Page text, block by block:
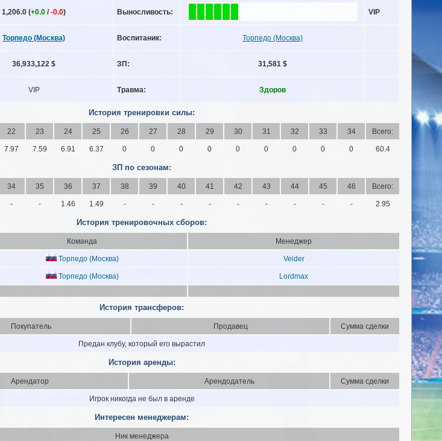
1,206.0 (+0.0 /-0.0) Выносливость: VIP
Торпедо (Москва) Воспитаник: Торпедо (Москва)
36,933,122 $ ЗП: 31,581 $
VIP Травма: Здоров
История тренировки силы:
22 23 24 25 26 27 28 29 30 31 32 33 34 Всего:
7.97 7.59 6.91 6.37 0 0 0 0 0 0 0 0 0 60.4
ЗП по сезонам:
34 35 36 37 38 39 40 41 42 43 44 45 46 Всего:
- - 1.46 1.49 - - - - - - - - - 2.95
История тренировочных сборов:
Команда Менеджер
Торпедо (Москва) Veider
Торпедо (Москва)
Lordmax
История трансферов:
Покупатель Продавец Сумма сделки
Предан клубу, который его вырастил
История аренды:
Арендатор Арендодатель Сумма сделки
Игрок никогда не был в аренде
Интересен менеджерам:
Ник менеджера